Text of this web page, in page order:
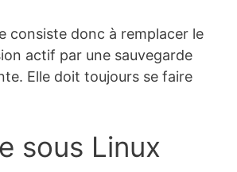
consiste donc à remplacer le
actif par une sauvegarde
Elle doit toujours se faire
sous Linux